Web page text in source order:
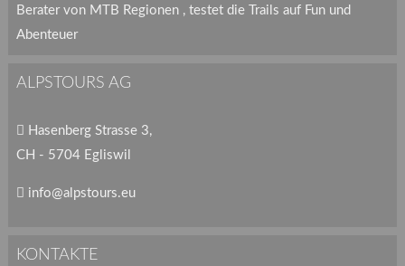
Berater von MTB Regionen , testet die Trails auf Fun und
Abenteuer
ALPSTOURS AG
Hasenberg Strasse 3,
CH - 5704 Egliswil
info@alpstours.eu
KONTAKTE